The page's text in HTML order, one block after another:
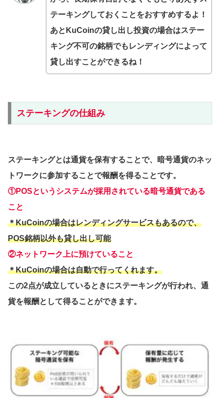
テーキングしておくことをおすすめするよ！
あとKuCoinの貸し出し投資の場合はステー
キング不可の銘柄でもレンディングによって
貸し出すことができるね！
ステーキングの仕組み
ステーキングとは通貨を保有することで、暗号通貨のネッ
トワークに参加することで報酬を得ることです。
①POSというシステムが採用されている暗号通貨である
こと
＊KuCoinの場合はレンディングサービスもあるので、
POS銘柄以外も貸し出し可能
②ネットワーク上に預けていること
＊KuCoinの場合は自動で行ってくれます。
この2点が成立しているときにステーキングが行われ、通
貨を報酬として得ることができます。